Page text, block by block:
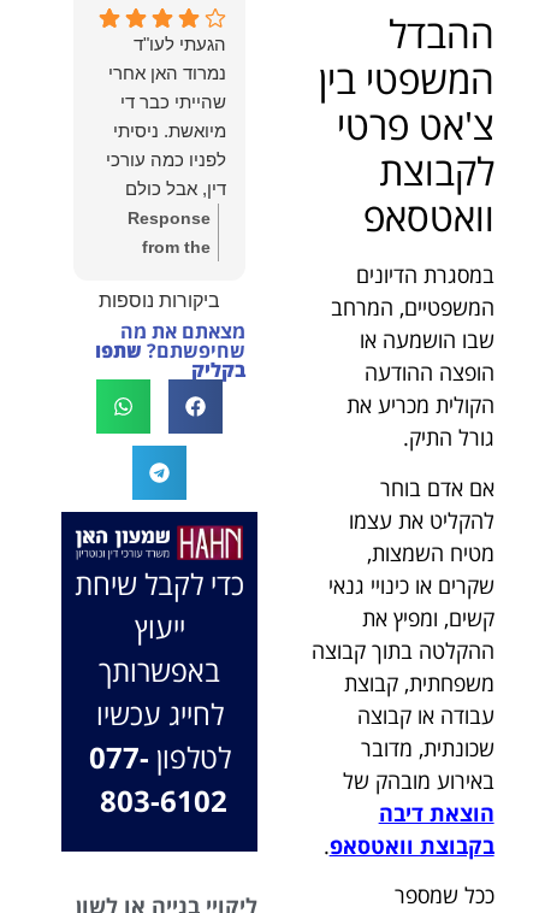
ההבדל
המשפטי בין
צ'אט פרטי
לקבוצת
וואטסאפ
במסגרת הדיונים
המשפטיים, המרחב
שבו הושמעה או
הופצה ההודעה
הקולית מכריע את
גורל התיק.
אם אדם בוחר
להקליט את עצמו
מטיח השמצות,
שקרים או כינויי גנאי
קשים, ומפיץ את
ההקלטה בתוך קבוצה
משפחתית, קבוצת
עבודה או קבוצה
שכונתית, מדובר
באירוע מובהק של
הוצאת דיבה
בקבוצת וואטסאפ.
ככל שמספר
ונוטריון
שמחנו מאוד
לשמוע שהייעוץ
עזר לך ושהיית
מרוצה.
מבחינתנו הוגנות
ומקצועיות הן
מעל הכל. נשמח
תמיד לעמוד
לרשותך בהמשך
הגעתי לעו"ד
נמרוד האן אחרי
שהייתי כבר די
מיואשת. ניסיתי
לפניו כמה עורכי
דין, אבל כולם
נרתעו כי היה
מדובר בנושא
וסירבו לקחת
אותו.לאחר
שסיפרתי בקצרה
המקרה, הוא
החליט לייצג אותי
בלי לחשוב
פעמיים, הקשיב
לי ולקח את התיק
שלי פרו בונו מכל
הלב.
Response
from the
רבה על המילים
החמות ועל
האמון. שמחנו
לעמוד לצידך,
במיוחד בתיק לא
פשוט, ומאחלים
לך המון הצלחה
בהמשך. תמיד
כאן בשבילך.
בברכה, משרד
עו"ד שמעון האן
ונוטריון
ביקורות נוספות
מצאתם את מה
שחיפשתם? שתפו
בקליק
כדי לקבל שיחת
ייעוץ
באפשרותך
לחייג עכשיו
לטלפון 077-
803-6102
ליקויי בנייה או לשון